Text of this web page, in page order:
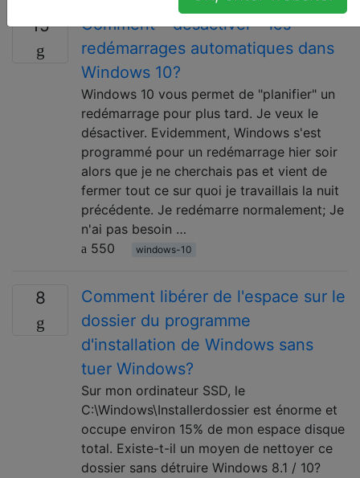
15
Comment * désactiver * les
redémarrages automatiques dans
Windows 10?
Windows 10 vous permet de "planifier" un
redémarrage pour plus tard. Je veux le
désactiver. Evidemment, Windows s'est
programmé pour un redémarrage hier soir
alors que je ne cherchais pas et vient de
fermer tout ce sur quoi je travaillais la nuit
précédente. Je redémarre normalement; Je
n'ai pas besoin …
550
windows-10
8
Comment libérer de l'espace sur le
dossier du programme
d'installation de Windows sans
tuer Windows?
Sur mon ordinateur SSD, le
C:\Windows\Installerdossier est énorme et
occupe environ 15% de mon espace disque
total. Existe-t-il un moyen de nettoyer ce
dossier sans détruire Windows 8.1 / 10?